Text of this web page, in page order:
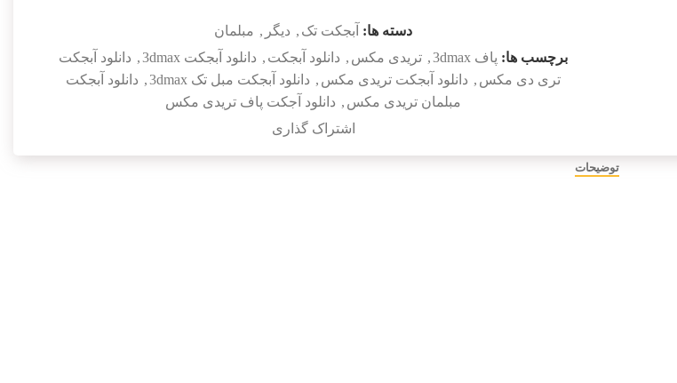
دسته ها: آبجکت تک , دیگر , مبلمان
برچسب ها: پاف 3dmax , تریدی مکس , دانلود آبجکت , دانلود آبجکت 3dmax , دانلود آبجکت
تری دی مکس , دانلود آبجکت تریدی مکس , دانلود آبجکت مبل تک 3dmax , دانلود آبجکت
مبلمان تریدی مکس , دانلود آجکت پاف تریدی مکس
اشتراک گذاری
توضیحات